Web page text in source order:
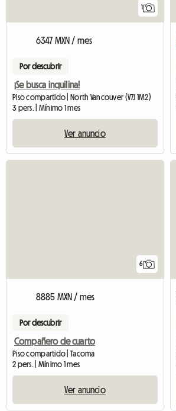
6347 MXN / mes
Por descubrir
¡Se busca inquilina!
Piso compartido | North Vancouver (V7J 1M2)
3 pers. | Mínimo 1 mes
Ver anuncio
6
8885 MXN / mes
Por descubrir
Compañero de cuarto
Piso compartido | Tacoma
2 pers. | Mínimo 1 mes
Ver anuncio